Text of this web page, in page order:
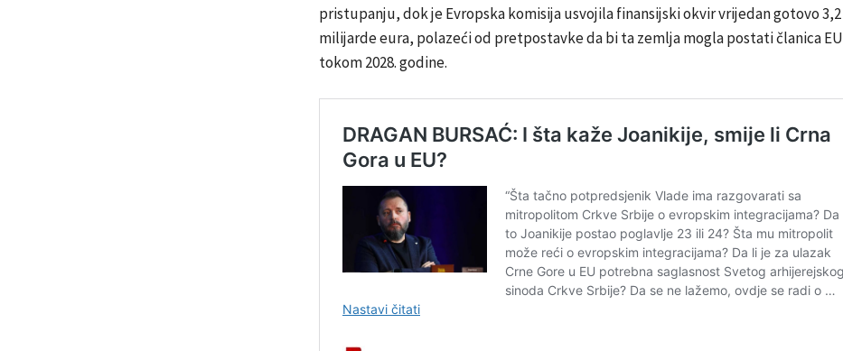
pristupanju, dok je Evropska komisija usvojila finansijski okvir vrijedan gotovo 3,2
milijarde eura, polazeći od pretpostavke da bi ta zemlja mogla postati članica EU
tokom 2028. godine.